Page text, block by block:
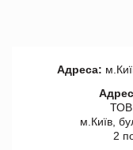
Адреса:
ТОВ
м.Київ,
2